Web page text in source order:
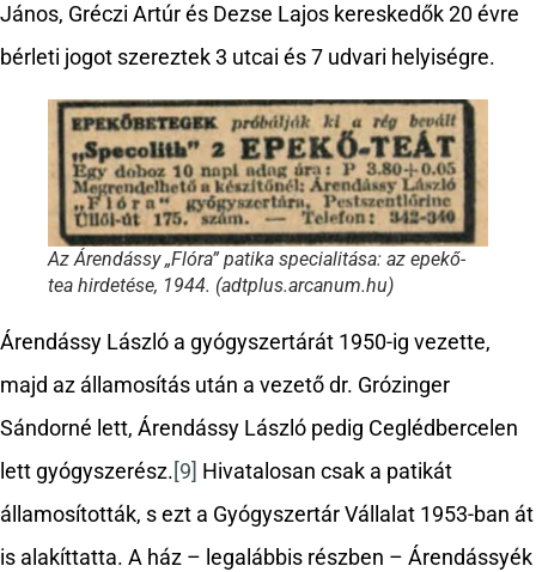
János, Gréczi Artúr és Dezse Lajos kereskedők 20 évre
bérleti jogot szereztek 3 utcai és 7 udvari helyiségre.
Az Árendássy „Flóra” patika specialitása: az epekő-
tea hirdetése, 1944. (adtplus.arcanum.hu)
Árendássy László a gyógyszertárát 1950-ig vezette,
majd az államosítás után a vezető dr. Grózinger
Sándorné lett, Árendássy László pedig Ceglédbercelen
lett gyógyszerész. [9] Hivatalosan csak a patikát
államosították, s ezt a Gyógyszertár Vállalat 1953-ban át
is alakíttatta. A ház – legalábbis részben – Árendássyék